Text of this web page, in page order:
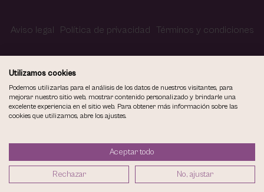
1 AÑADIR A LA CESTA
Aviso legal Política de privacidad Términos y condiciones
Política de cookies Contacto Accesibilidad
COPYRIGHT © 2026
DISEÑO WEB SGM
Utilizamos cookies
Podemos utilizarlas para el análisis de los datos de nuestros visitantes, para
mejorar nuestro sitio web, mostrar contenido personalizado y brindarle una
excelente experiencia en el sitio web. Para obtener más información sobre las
cookies que utilizamos, abre los ajustes.
Aceptar todo
Rechazar No, ajustar